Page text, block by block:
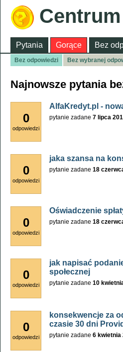
Pytania Gorące Bez
Bez odpowiedzi Bez wybranej
Najnowsze pytania
0
odpowiedzi
AlfaKredyt.pl -
pytanie zadane 7 lipca
0
odpowiedzi
jaka szansa na
pytanie zadane 18
0
odpowiedzi
Oświadczenie
pytanie zadane 18
0
odpowiedzi
jak napisać
społecznej
pytanie zadane 10
0
odpowiedzi
konsekwencje za
czasie 30 dni
pytanie zadane 6 kwietnia